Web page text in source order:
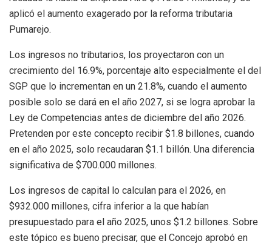
aplicó el aumento exagerado por la reforma tributaria
Pumarejo.
Los ingresos no tributarios, los proyectaron con un
crecimiento del 16.9%, porcentaje alto especialmente el del
SGP que lo incrementan en un 21.8%, cuando el aumento
posible solo se dará en el año 2027, si se logra aprobar la
Ley de Competencias antes de diciembre del año 2026.
Pretenden por este concepto recibir $1.8 billones, cuando
en el año 2025, solo recaudaran $1.1 billón. Una diferencia
significativa de $700.000 millones.
Los ingresos de capital lo calculan para el 2026, en
$932.000 millones, cifra inferior a la que habían
presupuestado para el año 2025, unos $1.2 billones. Sobre
este tópico es bueno precisar, que el Concejo aprobó en